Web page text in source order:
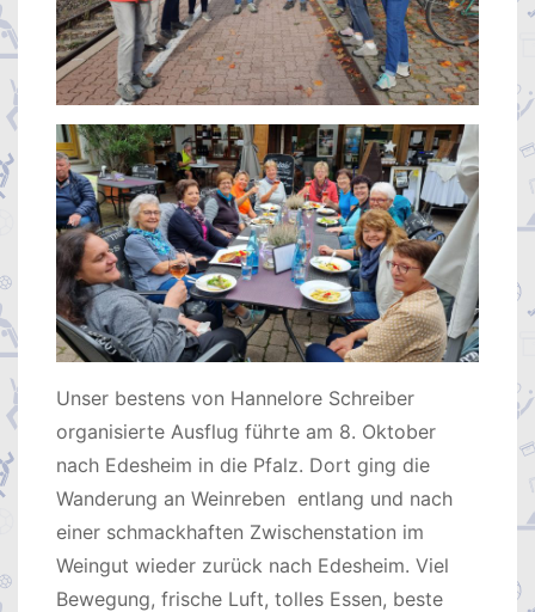
Unser bestens von Hannelore Schreiber
organisierte Ausflug führte am 8. Oktober
nach Edesheim in die Pfalz. Dort ging die
Wanderung an Weinreben entlang und nach
einer schmackhaften Zwischenstation im
Weingut wieder zurück nach Edesheim. Viel
Bewegung, frische Luft, tolles Essen, beste